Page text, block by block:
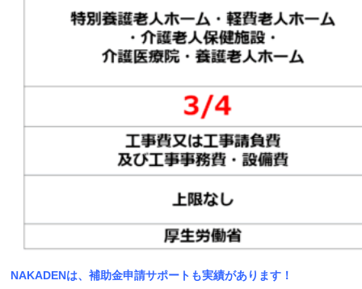
NAKADENは、補助金申請サポートも実績があります！